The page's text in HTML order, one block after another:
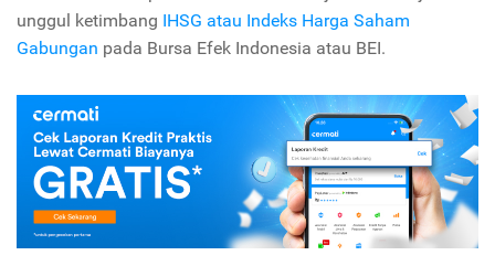
unggul ketimbang IHSG atau Indeks Harga Saham
Gabungan pada Bursa Efek Indonesia atau BEI.